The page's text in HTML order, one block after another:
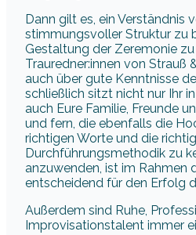
Dann gilt es, ein Verständnis
stimmungsvoller Struktur zu
Gestaltung der Zeremonie
Trauredner:innen von Strauß
auch über gute Kenntnisse
schließlich sitzt nicht nur Ihr
auch Eure Familie, Freunde
und fern, die ebenfalls die
richtigen Worte und die
Durchführungsmethodik zu
anzuwenden, ist im Rahmen
entscheidend für den Erfolg
Außerdem sind Ruhe,
Improvisationstalent immer